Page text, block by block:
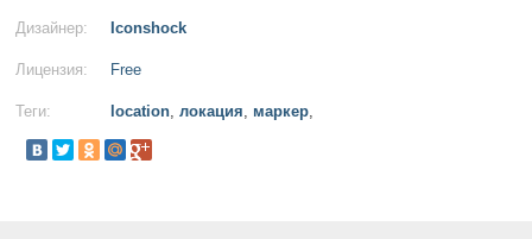
Дизайнер: Iconshock
Лицензия: Free
Теги: location, локация, маркер,